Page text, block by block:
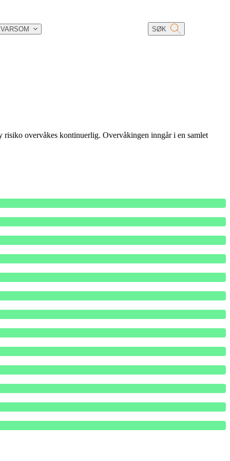
SØK
overvåkes kontinuerlig. Overvåkingen inngår i en samlet